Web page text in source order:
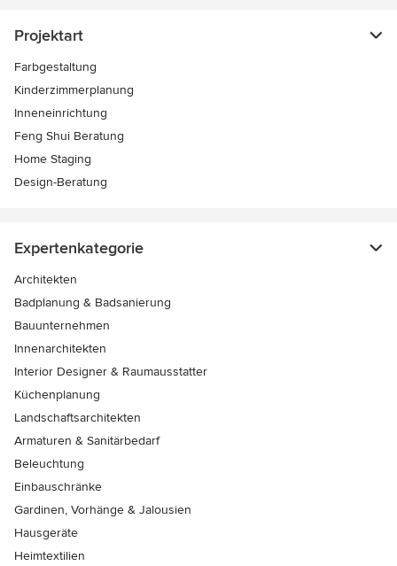
Projektart
Farbgestaltung
Kinderzimmerplanung
Inneneinrichtung
Feng Shui Beratung
Home Staging
Design-Beratung
Expertenkategorie
Architekten
Badplanung & Badsanierung
Bauunternehmen
Innenarchitekten
Interior Designer & Raumausstatter
Küchenplanung
Landschaftsarchitekten
Armaturen & Sanitärbedarf
Beleuchtung
Einbauschränke
Gardinen, Vorhänge & Jalousien
Hausgeräte
Heimtextilien